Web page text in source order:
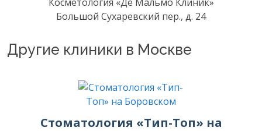
Большой Сухаревский пер., д. 24
Другие клиники в Москве
Стоматология «Тип-Топ» на